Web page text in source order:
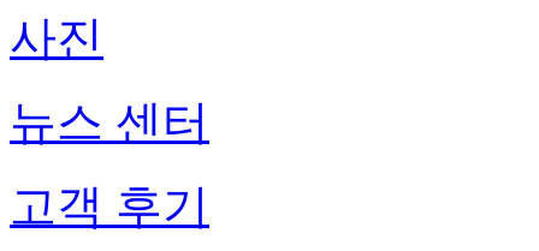
사진
뉴스 센터
고객 후기